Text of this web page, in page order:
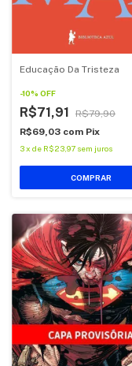
Educação Da Tristeza
-10% OFF
R$71,91
R$79,90
R$69,03 com Pix
3x de R$23,97 sem juros
COMPRAR